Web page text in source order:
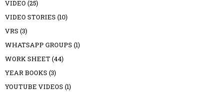
VIDEO (25)
VIDEO STORIES (10)
VRS (3)
WHATSAPP GROUPS (1)
WORK SHEET(44)
YEAR BOOKS (3)
YOUTUBE VIDEOS (1)